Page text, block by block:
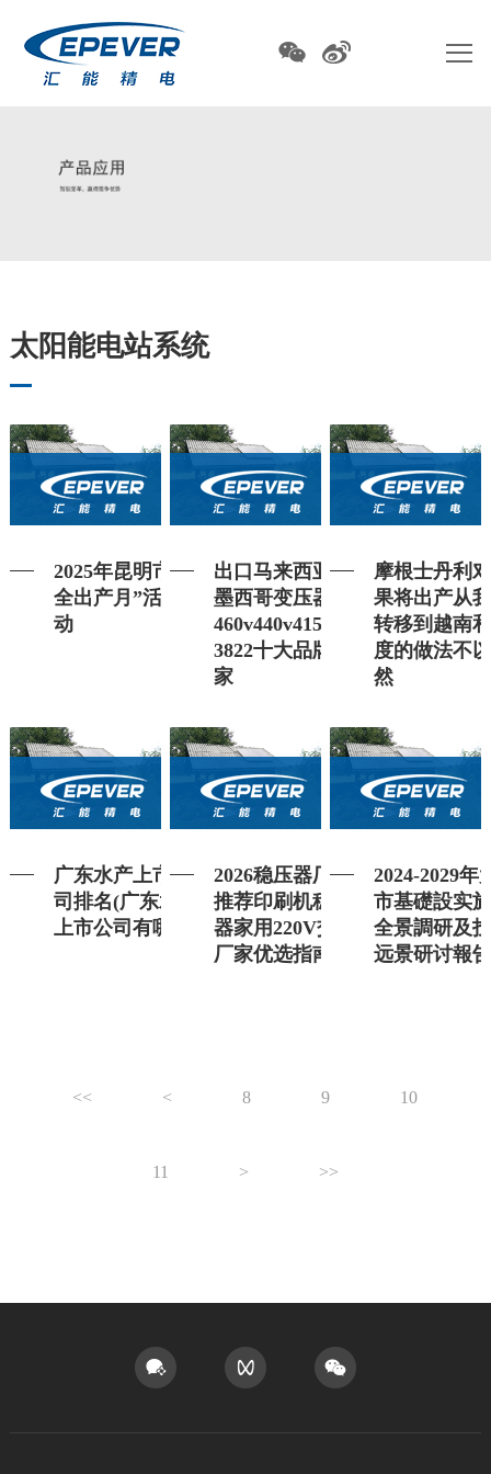
太阳能电站系统
2025年昆明市“安
全出产月”活动发
动
出口马来西亚、
墨西哥变压器
460v440v415v变
3822十大品牌厂
家
摩根士丹利
果将出产从
转移到越南
度的做法不
然
广东水产上市公
司排名(广东水产
上市公司有哪些)
2026稳压器厂家
推荐印刷机稳压
器家用220V交流
厂家优选指南！
2024-2029年
市基礎設实
全景調研及
远景研讨報
<< < 8 9 10
11 > >>